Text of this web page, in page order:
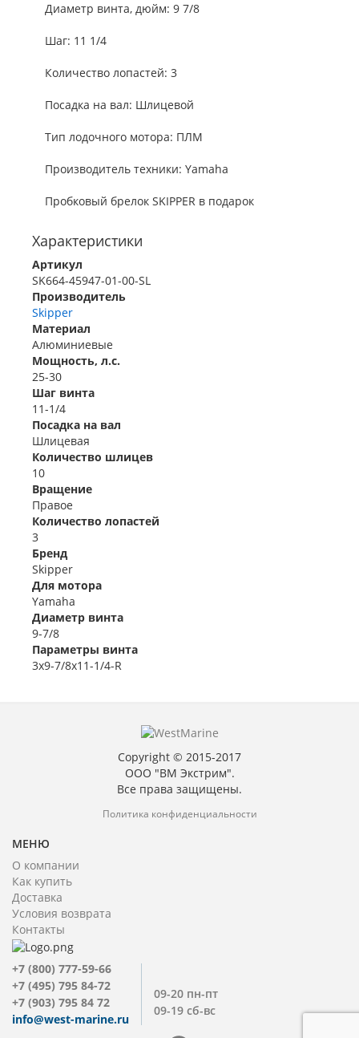
Диаметр винта, дюйм: 9 7/8
Шаг: 11 1/4
Количество лопастей: 3
Посадка на вал: Шлицевой
Тип лодочного мотора: ПЛМ
Производитель техники: Yamaha
Пробковый брелок SKIPPER в подарок
Характеристики
Артикул
SK664-45947-01-00-SL
Производитель
Skipper
Материал
Алюминиевые
Мощность, л.с.
25-30
Шаг винта
11-1/4
Посадка на вал
Шлицевая
Количество шлицев
10
Вращение
Правое
Количество лопастей
3
Бренд
Skipper
Для мотора
Yamaha
Диаметр винта
9-7/8
Параметры винта
3x9-7/8x11-1/4-R
Copyright © 2015-2017
ООО "ВМ Экстрим".
Все права защищены.
Политика конфиденциальности
МЕНЮ
О компании
Как купить
Доставка
Условия возврата
Контакты
+7 (800) 777-59-66
+7 (495) 795 84-72
+7 (903) 795 84 72
info@west-marine.ru
09-20 пн-пт
09-19 сб-вс